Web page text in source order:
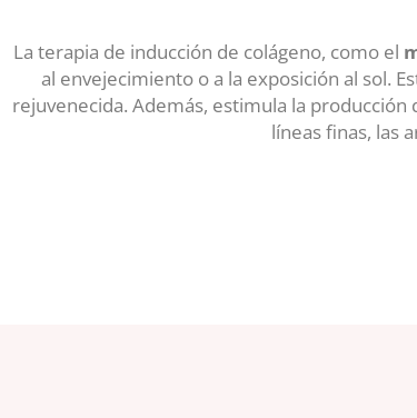
La terapia de inducción de colágeno, como el
al envejecimiento o a la exposición al sol.
rejuvenecida. Además, estimula la
líneas finas, las